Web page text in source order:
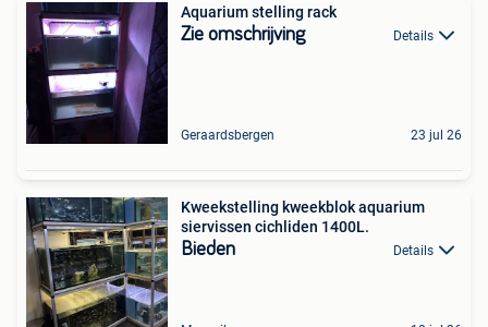
Aquarium stelling rack
Zie omschrijving Details
Geraardsbergen 23 jul 26
Kweekstelling kweekblok aquarium
siervissen cichliden 1400L.
Bieden Details